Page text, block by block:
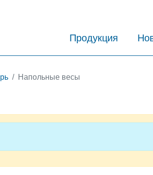
Продукция
Напольные весы